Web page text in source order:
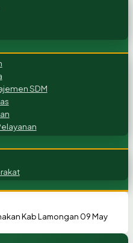
SDM
Kab Lamongan 09 May